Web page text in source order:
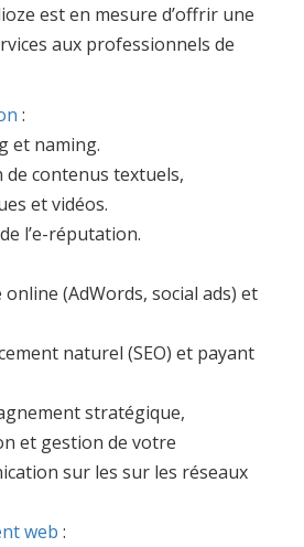
est en mesure d’offrir une
aux professionnels de
:
et naming.
de contenus textuels,
et vidéos.
l’e-réputation.
online (AdWords, social ads) et
naturel (SEO) et payant
stratégique,
et gestion de votre
sur les sur les réseaux
web :